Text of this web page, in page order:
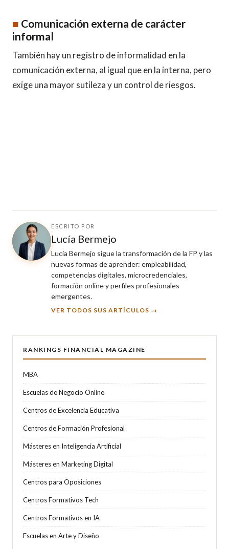
■ Comunicación externa de carácter
informal
También hay un registro de informalidad en la
comunicación externa, al igual que en la interna, pero
exige una mayor sutileza y un control de riesgos.
ESCRITO POR
Lucía Bermejo
Lucía Bermejo sigue la transformación de la FP y las
nuevas formas de aprender: empleabilidad,
competencias digitales, microcredenciales,
formación online y perfiles profesionales
emergentes.
VER TODOS SUS ARTÍCULOS →
RANKINGS FINANCIAL MAGAZINE
MBA
Escuelas de Negocio Online
Centros de Excelencia Educativa
Centros de Formación Profesional
Másteres en Inteligencia Artificial
Másteres en Marketing Digital
Centros para Oposiciones
Centros Formativos Tech
Centros Formativos en IA
Escuelas en Arte y Diseño